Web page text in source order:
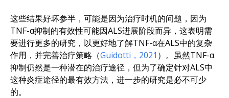
这些结果好坏参半，可能是因为治疗时机的问题，因为
TNF-α抑制的有效性可能因ALS进展阶段而异，这表明需
要进行更多的研究，以更好地了解TNF-α在ALS中的复杂
作用，并完善治疗策略（Guidotti，2021 ）。虽然TNF-α
抑制仍然是一种潜在的治疗途径，但为了确定针对ALS中
这种炎症途径的最有效方法，进一步的研究是必不可少
的。